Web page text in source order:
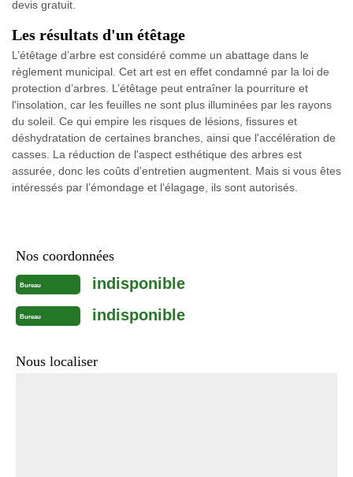
devis gratuit.
Les résultats d'un étêtage
L’étêtage d’arbre est considéré comme un abattage dans le
règlement municipal. Cet art est en effet condamné par la loi de
protection d’arbres. L’étêtage peut entraîner la pourriture et
l'insolation, car les feuilles ne sont plus illuminées par les rayons
du soleil. Ce qui empire les risques de lésions, fissures et
déshydratation de certaines branches, ainsi que l'accélération de
casses. La réduction de l'aspect esthétique des arbres est
assurée, donc les coûts d’entretien augmentent. Mais si vous êtes
intéressés par l’émondage et l’élagage, ils sont autorisés.
Nos coordonnées
Bureau indisponible
Bureau indisponible
Nous localiser